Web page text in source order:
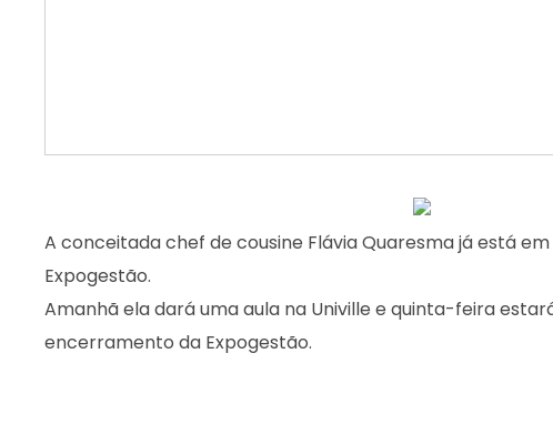
A conceitada chef de cousine Flávia Quaresma já está
Expogestão.
Amanhã ela dará uma aula na Univille e quinta-feira
encerramento da Expogestão.